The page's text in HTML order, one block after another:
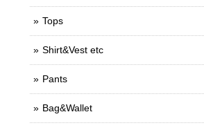
Tops
Shirt&Vest etc
Pants
Bag&Wallet